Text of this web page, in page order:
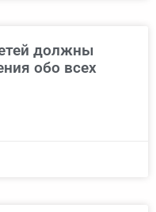
должны
обо всех